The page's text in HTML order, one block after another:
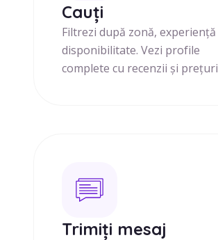
Cauți
Filtrezi după zonă, experiență
disponibilitate. Vezi profile
complete cu recenzii și
Trimiți mesaj